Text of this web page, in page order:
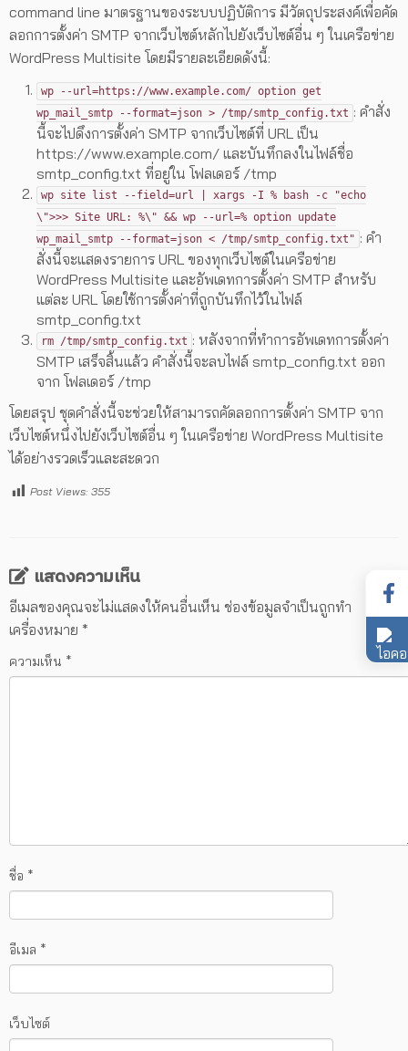
command line มาตรฐานของระบบปฏิบัติการ มีวัตถุประสงค์เพื่อคัด
ลอกการตั้งค่า SMTP จากเว็บไซต์หลักไปยังเว็บไซต์อื่น ๆ ในเครือข่าย
WordPress Multisite โดยมีรายละเอียดดังนี้:
wp --url=https://www.example.com/ option get
wp_mail_smtp --format=json > /tmp/smtp_config.txt : คำสั่ง
นี้จะไปดึงการตั้งค่า SMTP จากเว็บไซต์ที่ URL เป็น
https://www.example.com/ และบันทึกลงในไฟล์ชื่อ
smtp_config.txt ที่อยู่ใน โฟลเดอร์ /tmp
wp site list --field=url | xargs -I % bash -c "echo
\">>> Site URL: %\" && wp --url=% option update
wp_mail_smtp --format=json < /tmp/smtp_config.txt" : คำ
สั่งนี้จะแสดงรายการ URL ของทุกเว็บไซต์ในเครือข่าย
WordPress Multisite และอัพเดทการตั้งค่า SMTP สำหรับ
แต่ละ URL โดยใช้การตั้งค่าที่ถูกบันทึกไว้ในไฟล์
smtp_config.txt
rm /tmp/smtp_config.txt : หลังจากที่ทำการอัพเดทการตั้งค่า
SMTP เสร็จสิ้นแล้ว คำสั่งนี้จะลบไฟล์ smtp_config.txt ออก
จาก โฟลเดอร์ /tmp
โดยสรุป ชุดคำสั่งนี้จะช่วยให้สามารถคัดลอกการตั้งค่า SMTP จาก
เว็บไซต์หนึ่งไปยังเว็บไซต์อื่น ๆ ในเครือข่าย WordPress Multisite
ได้อย่างรวดเร็วและสะดวก
Post Views: 355
แสดงความเห็น
อีเมลของคุณจะไม่แสดงให้คนอื่นเห็น ช่องข้อมูลจำเป็นถูกทำ
เครื่องหมาย *
ความเห็น *
ชื่อ *
อีเมล *
เว็บไซต์